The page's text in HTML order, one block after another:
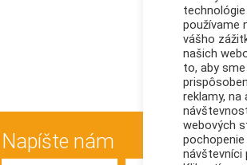
Napíšte nám
používame
vášho
našich
to, aby
reklamy, na
webových
návštevníci